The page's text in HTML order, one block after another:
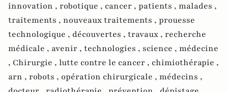
innovation , robotique , cancer , patients , malades ,
traitements , nouveaux traitements , prouesse
technologique , découvertes , travaux , recherche
médicale , avenir , technologies , science , médecine
, Chirurgie , lutte contre le cancer , chimiothérapie ,
arn , robots , opération chirurgicale , médecins ,